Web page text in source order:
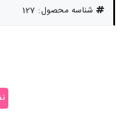
شناسه محصول: 127